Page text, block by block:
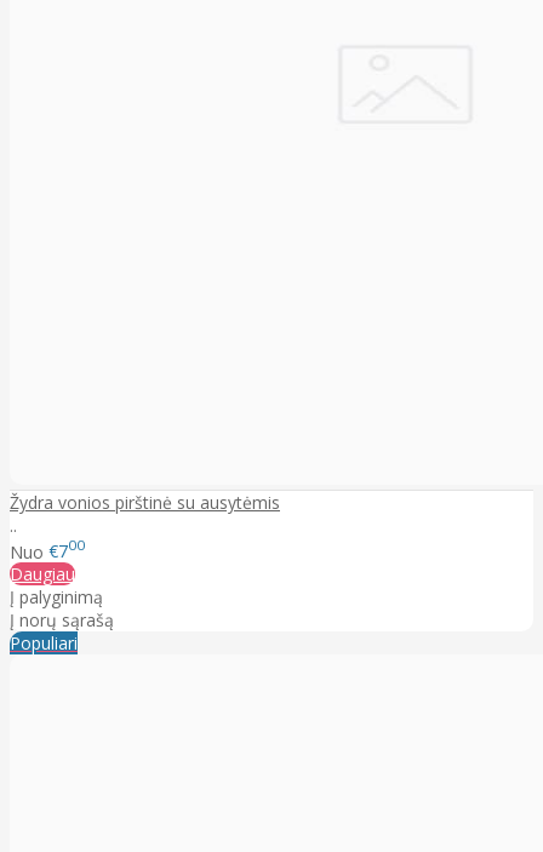
Žydra vonios pirštinė su ausytėmis
..
Nuo €700
Daugiau
Į palyginimą
Į norų sąrašą
Populiari